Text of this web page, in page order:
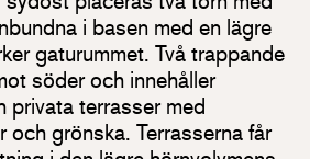
i basen med en lägre
gaturummet. Två trappande
söder och innehåller
privata terrasser med
och grönska. Terrasserna får